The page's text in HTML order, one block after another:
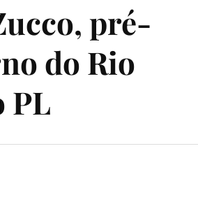
pré-
do Rio
PL